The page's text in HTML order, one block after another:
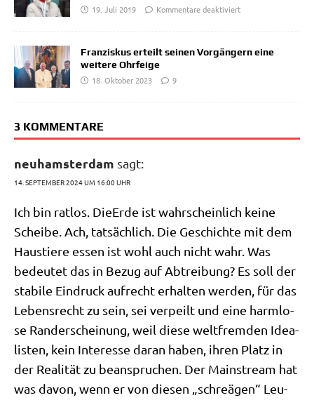
19. Juli 2019
Kommentare deaktiviert
Franziskus erteilt seinen Vorgängern eine
weitere Ohrfeige
18. Oktober 2023
9
3 KOMMENTARE
neuhamsterdam sagt:
14. SEPTEMBER 2024 UM 16:00 UHR
Ich bin rat­los. Die­Er­de ist wahr­schein­lich kei­ne
Schei­be. Ach, tat­säch­lich. Die Geschich­te mit dem
Haus­tie­re essen ist wohl auch nicht wahr. Was
bedeu­tet das in Bezug auf Abtrei­bung? Es soll der
sta­bi­le Ein­druck auf­recht erhal­ten wer­den, für das
Lebens­recht zu sein, sei ver­peilt und eine harm­lo­
se Rand­er­schei­nung, weil die­se welt­frem­den Idea­
li­sten, kein Inter­es­se dar­an haben, ihren Platz in
der Rea­li­tät zu bean­spru­chen. Der Main­stream hat
was davon, wenn er von die­sen „schre­ä­gen“ Leu­